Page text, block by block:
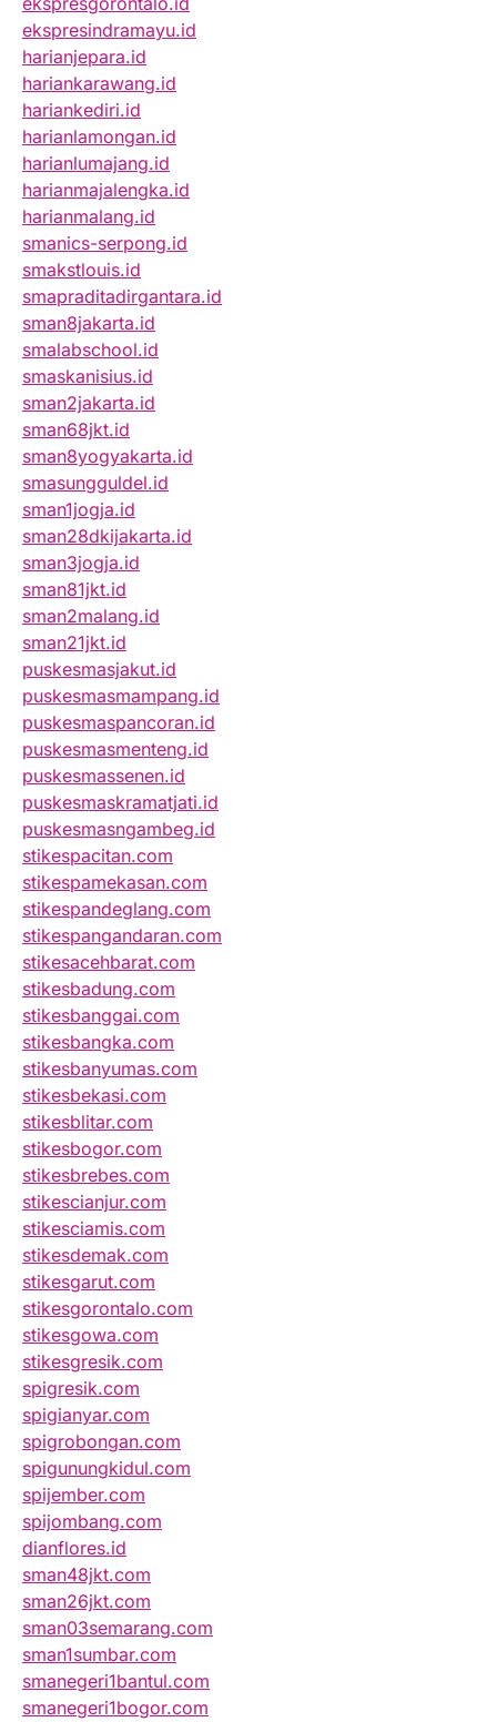
ekspresindramayu.id
harianjepara.id
hariankarawang.id
hariankediri.id
harianlamongan.id
harianlumajang.id
harianmajalengka.id
harianmalang.id
smanics-serpong.id
smakstlouis.id
smapraditadirgantara.id
sman8jakarta.id
smalabschool.id
smaskanisius.id
sman2jakarta.id
sman68jkt.id
sman8yogyakarta.id
smasungguldel.id
sman1jogja.id
sman28dkijakarta.id
sman3jogja.id
sman81jkt.id
sman2malang.id
sman21jkt.id
puskesmasjakut.id
puskesmasmampang.id
puskesmaspancoran.id
puskesmasmenteng.id
puskesmassenen.id
puskesmaskramatjati.id
puskesmasngambeg.id
stikespacitan.com
stikespamekasan.com
stikespandeglang.com
stikespangandaran.com
stikesacehbarat.com
stikesbadung.com
stikesbanggai.com
stikesbangka.com
stikesbanyumas.com
stikesbekasi.com
stikesblitar.com
stikesbogor.com
stikesbrebes.com
stikescianjur.com
stikesciamis.com
stikesdemak.com
stikesgarut.com
stikesgorontalo.com
stikesgowa.com
stikesgresik.com
spigresik.com
spigianyar.com
spigrobongan.com
spigunungkidul.com
spijember.com
spijombang.com
dianflores.id
sman48jkt.com
sman26jkt.com
sman03semarang.com
sman1sumbar.com
smanegeri1bantul.com
smanegeri1bogor.com